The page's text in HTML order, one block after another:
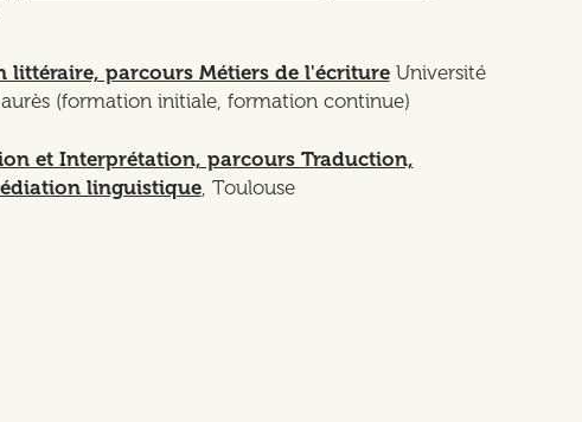
littéraire, parcours Métiers de l'écritureUniversité
(formation initiale, formation continue)
et Interprétation, parcours Traduction,
linguistique, Toulouse